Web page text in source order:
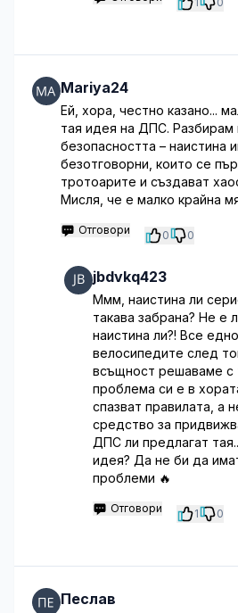
Mariya24
Ей, хора, честно казано...
тая идея на ДПС. Разбирам
безопасността – наистина
безотговорни, които се
тротоарите и създават
Мисля, че е малко крайна
Отговори 0 0
jbdvkq423
Ммм, наистина ли
такава забрана? Не е
наистина ли?! Все
велосипедите след
всъщност решаваме с
проблема си е в
спазват правилата, а
средство за
ДПС ли предлагат
идея? Да не би да
проблеми 🔥
Отговори 1 0
Песлав